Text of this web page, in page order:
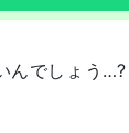
んでしょう…?